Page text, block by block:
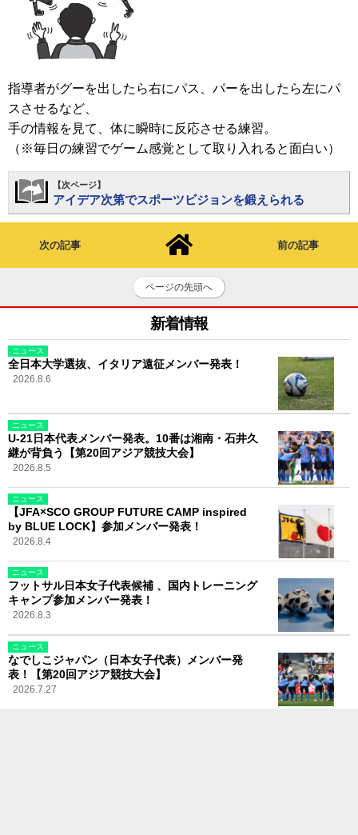
指導者がグーを出したら右にパス、パーを出したら左にパ
スさせるなど、
手の情報を見て、体に瞬時に反応させる練習。
（※毎日の練習でゲーム感覚として取り入れると面白い）
【次ページ】
アイデア次第でスポーツビジョンを鍛えられる
次の記事 前の記事
ページの先頭へ
新着情報
ニュース
全日本大学選抜、イタリア遠征メンバー発表！
2026.8.6
ニュース
U-21日本代表メンバー発表。10番は湘南・石井久
継が背負う【第20回アジア競技大会】
2026.8.5
ニュース
【JFA×SCO GROUP FUTURE CAMP inspired
by BLUE LOCK】参加メンバー発表！
2026.8.4
ニュース
フットサル日本女子代表候補 、国内トレーニング
キャンプ参加メンバー発表！
2026.8.3
ニュース
なでしこジャパン（日本女子代表）メンバー発
表！【第20回アジア競技大会】
2026.7.27